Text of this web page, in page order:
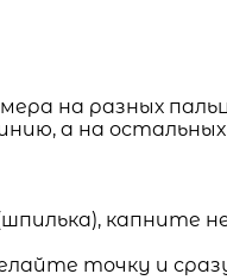
на разных
а на
капните
точку и